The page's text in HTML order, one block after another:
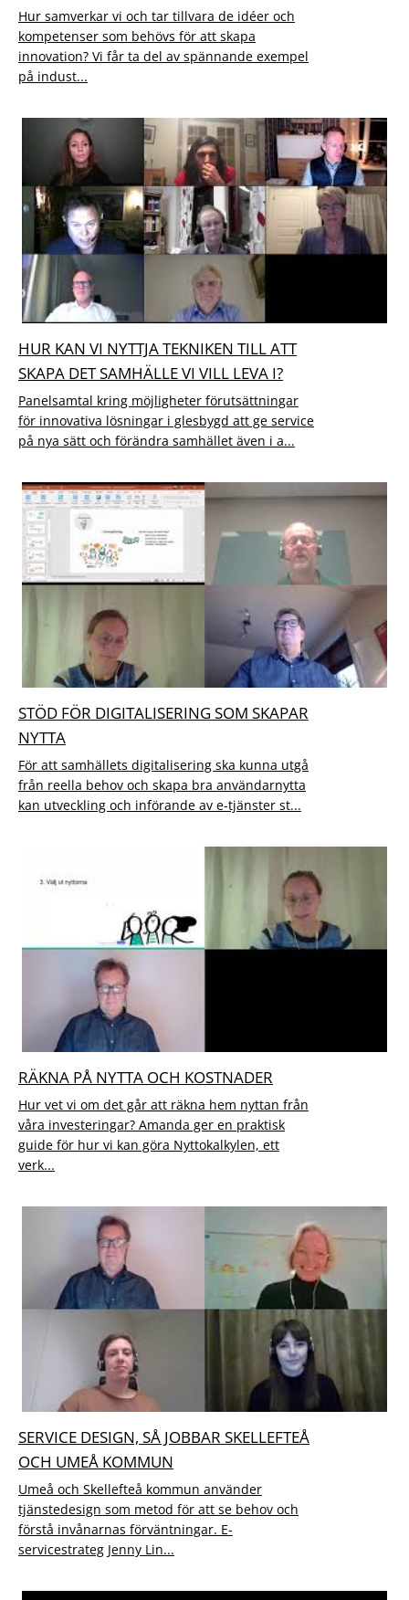
Hur samverkar vi och tar tillvara de idéer och
kompetenser som behövs för att skapa
innovation? Vi får ta del av spännande exempel
på indust...
HUR KAN VI NYTTJA TEKNIKEN TILL ATT
SKAPA DET SAMHÄLLE VI VILL LEVA I?
Panelsamtal kring möjligheter förutsättningar
för innovativa lösningar i glesbygd att ge service
på nya sätt och förändra samhället även i a...
STÖD FÖR DIGITALISERING SOM SKAPAR
NYTTA
För att samhällets digitalisering ska kunna utgå
från reella behov och skapa bra användarnytta
kan utveckling och införande av e-tjänster st...
RÄKNA PÅ NYTTA OCH KOSTNADER
Hur vet vi om det går att räkna hem nyttan från
våra investeringar? Amanda ger en praktisk
guide för hur vi kan göra Nyttokalkylen, ett
verk...
SERVICE DESIGN, SÅ JOBBAR SKELLEFTEÅ
OCH UMEÅ KOMMUN
Umeå och Skellefteå kommun använder
tjänstedesign som metod för att se behov och
förstå invånarnas förväntningar. E-
servicestrateg Jenny Lin...